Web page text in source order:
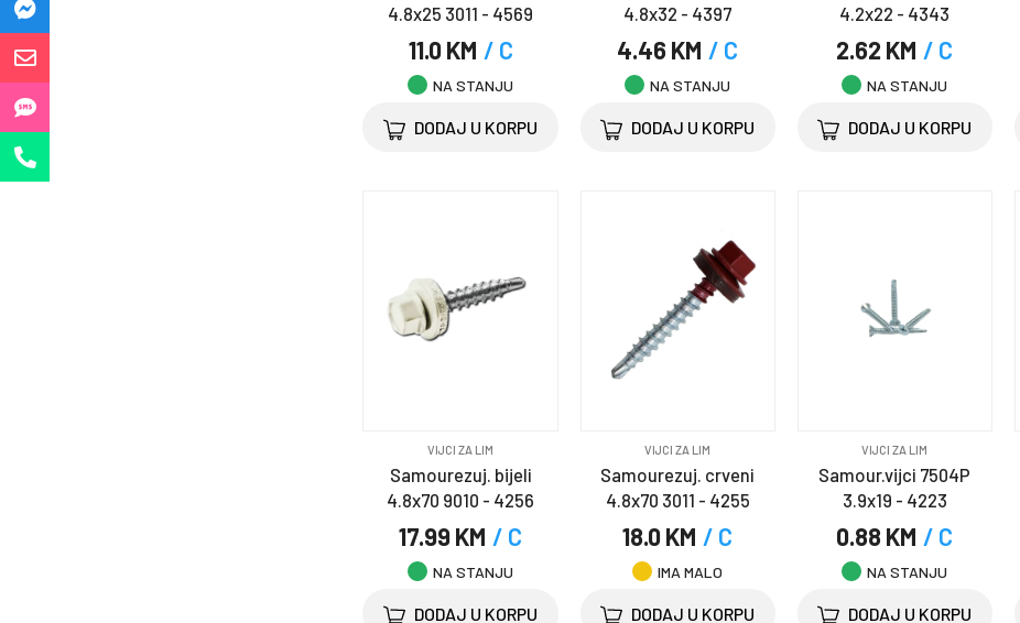
4.8x25 3011 - 4569
11.0 KM / C
NA STANJU
DODAJ U KORPU
4.8x32 - 4397
4.46 KM / C
NA STANJU
DODAJ U KORPU
4.2x22 - 4343
2.62 KM / C
NA STANJU
DODAJ U KORPU
VIJCI ZA LIM
Samourezuj. bijeli
4.8x70 9010 - 4256
17.99 KM / C
NA STANJU
DODAJ U KORPU
VIJCI ZA LIM
Samourezuj. crveni
4.8x70 3011 - 4255
18.0 KM / C
IMA MALO
DODAJ U KORPU
VIJCI ZA LIM
Samour.vijci 7504P
3.9x19 - 4223
0.88 KM / C
NA STANJU
DODAJ U KORPU